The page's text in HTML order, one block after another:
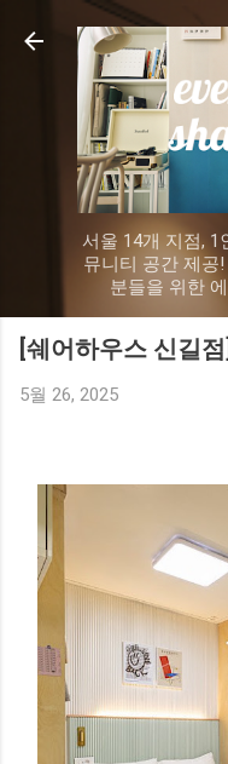
서울 14개 지점, 1
뮤니티 공간 제공
분들을 위한
[쉐어하우스 신길
5월 26, 2025